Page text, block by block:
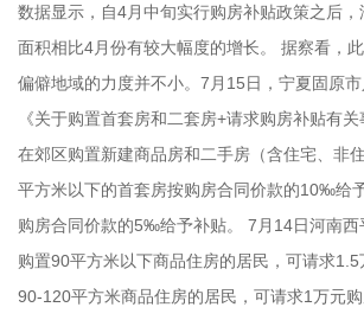
数据显示，自4月中旬实行购房补贴政策之后
面积相比4月份有较大幅度的增长。 据察看，
偏僻地域的力度并不小。7月15日，宁夏固原
《关于购置首套房和二套房+请求购房补贴有
在郊区购置新建商品房和二手房（含住宅、非
平方米以下的首套房按购房合同价款的10‰给
购房合同价款的5‰给予补贴。 7月14日河南西
购置90平方米以下商品住房的居民，可请求
90-120平方米商品住房的居民，可请求1万元